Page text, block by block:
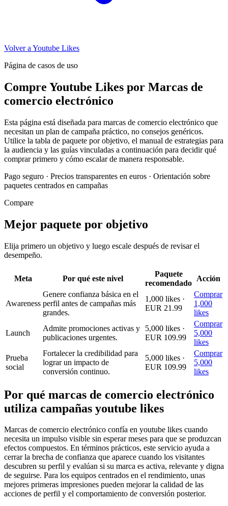
Volver a Youtube Likes
Página de casos de uso
Compre Youtube Likes por Marcas de
comercio electrónico
Esta página está diseñada para marcas de comercio electrónico que
necesitan un plan de campaña práctico, no consejos genéricos.
Utilice la tabla de paquete por objetivo, el manual de estrategias para
la audiencia y las guías vinculadas a continuación para decidir qué
comprar primero y cómo escalar de manera responsable.
Pago seguro · Precios transparentes en euros · Orientación sobre
paquetes centrados en campañas
Compare
Mejor paquete por objetivo
Elija primero un objetivo y luego escale después de revisar el
desempeño.
Meta Por qué este nivel
Paquete
recomendado
Acción
Awareness
Genere confianza básica en el
perfil antes de campañas más
grandes.
1,000 likes ·
EUR 21.99
Comprar
1,000
likes
Launch
Admite promociones activas y
publicaciones urgentes.
5,000 likes ·
EUR 109.99
Comprar
5,000
likes
Prueba
social
Fortalecer la credibilidad para
lograr un impacto de
conversión continuo.
5,000 likes ·
EUR 109.99
Comprar
5,000
likes
Por qué marcas de comercio electrónico
utiliza campañas youtube likes
Marcas de comercio electrónico confía en youtube likes cuando
necesita un impulso visible sin esperar meses para que se produzcan
efectos compuestos. En términos prácticos, este servicio ayuda a
cerrar la brecha de confianza que aparece cuando los visitantes
descubren su perfil y evalúan si su marca es activa, relevante y digna
de seguirse. Para los equipos centrados en el rendimiento, unas
mejores primeras impresiones pueden mejorar la calidad de las
acciones de perfil y el comportamiento de conversión posterior.